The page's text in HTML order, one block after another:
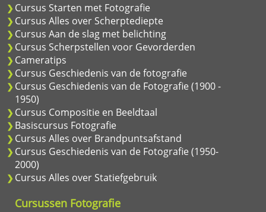
Cursus Starten met Fotografie
Cursus Alles over Scherptediepte
Cursus Aan de slag met belichting
Cursus Scherpstellen voor Gevorderden
Cameratips
Cursus Geschiedenis van de fotografie
Cursus Geschiedenis van de Fotografie (1900 -
1950)
Cursus Compositie en Beeldtaal
Basiscursus Fotografie
Cursus Alles over Brandpuntsafstand
Cursus Geschiedenis van de Fotografie (1950-
2000)
Cursus Alles over Statiefgebruik
Cursussen Fotografie